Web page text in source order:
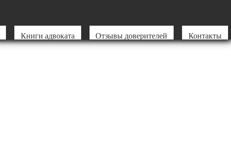
Книги адвоката Отзывы доверителей Контакты